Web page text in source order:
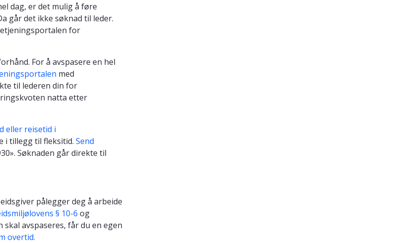
dag, er det mulig å føre
går det ikke søknad til leder.
for
For å avspasere en hel
med
til lederen din for
natta etter
eller reisetid i
i tillegg til fleksitid. Send
Søknaden går direkte til
pålegger deg å arbeide
§ 10-6 og
skal avspaseres, får du en egen
overtid.